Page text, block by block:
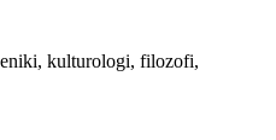
kulturologi, filozofi,